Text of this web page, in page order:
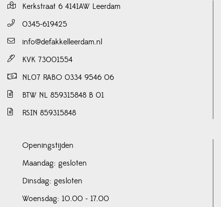
Kerkstraat 6 4141AW Leerdam
0345-619425
info@defakkelleerdam.nl
KVK 73001554
NL07 RABO 0334 9546 06
BTW NL 859315848 B 01
RSIN 859315848
Openingstijden
Maandag: gesloten
Dinsdag: gesloten
Woensdag: 10.00 - 17.00